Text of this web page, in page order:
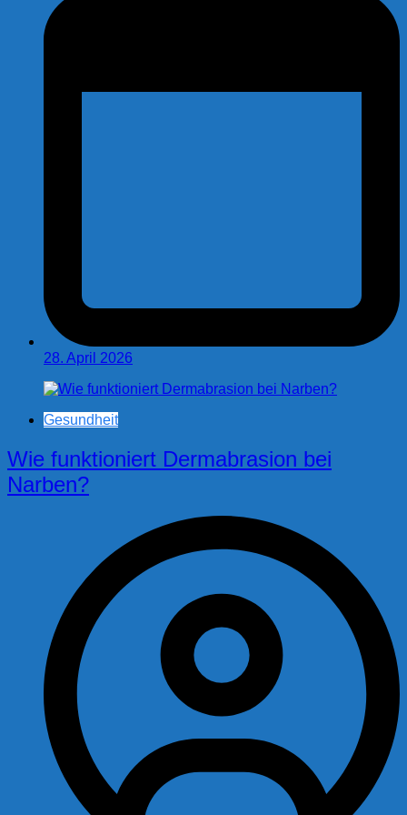
28. April 2026
Gesundheit
Wie funktioniert Dermabrasion bei
Narben?